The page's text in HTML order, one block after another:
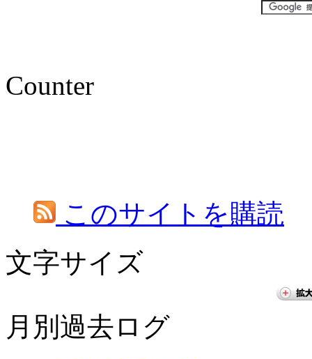
Counter
このサイトを購読
文字サイズ
月別過去ログ